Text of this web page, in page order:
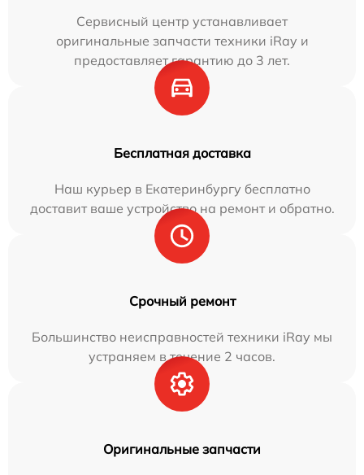
Сервисный центр устанавливает
оригинальные запчасти техники iRay и
предоставляет гарантию до 3 лет.
Бесплатная доставка
Наш курьер в Екатеринбургу бесплатно
доставит ваше устройство на ремонт и обратно.
Срочный ремонт
Большинство неисправностей техники iRay мы
устраняем в течение 2 часов.
Оригинальные запчасти